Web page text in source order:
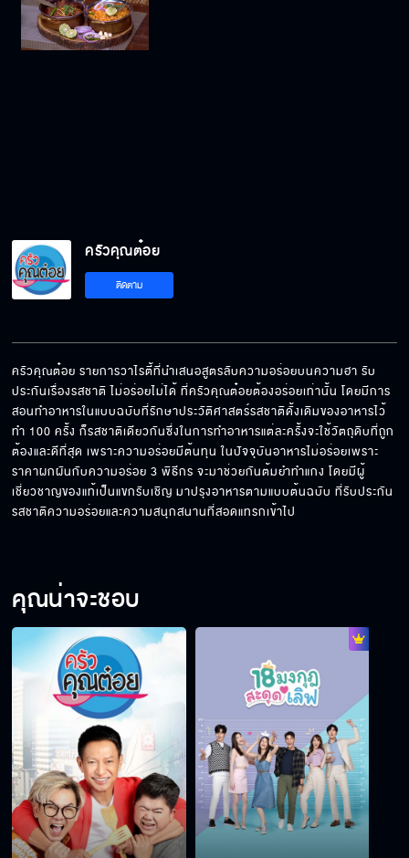
ครัวคุณต๋อย
ติดตาม
ครัวคุณต๋อย รายการวาไรตี้ที่นำเสนอสูตรลับความอร่อยบนความฮา รับ
ประกันเรื่องรสชาติ ไม่อร่อยไม่ได้ ที่ครัวคุณต๋อยต้องอร่อยเท่านั้น โดยมีการ
สอนทำอาหารในแบบฉบับที่รักษาประวัติศาสตร์รสชาติดั้งเดิมของอาหารไว้
ทำ 100 ครั้ง ก็รสชาติเดียวกันซึ่งในการทำอาหารแต่ละครั้งจะใช้วัตถุดิบที่ถูก
ต้องและดีที่สุด เพราะความอร่อยมีต้นทุน ในปัจจุบันอาหารไม่อร่อยเพราะ
ราคาผกผันกับความอร่อย 3 พิธีกร จะมาช่วยกันต้มยำทำแกง โดยมีผู้
เชี่ยวชาญของแท้เป็นแขกรับเชิญ มาปรุงอาหารตามแบบต้นฉบับ ที่รับประกัน
รสชาติความอร่อยและความสนุกสนานที่สอดแทรกเข้าไป
คุณน่าจะชอบ